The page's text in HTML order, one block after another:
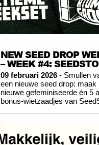
NEW SEED DROP
– WEEK #4:
09 februari 2026 - Smullen
een nieuwe seed drop:
nieuwe gefeminiseerde én 5
bonus-wietzaadjes van